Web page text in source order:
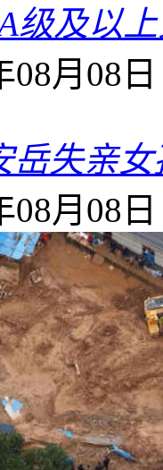
级及以
08月08
岳失亲
08月08